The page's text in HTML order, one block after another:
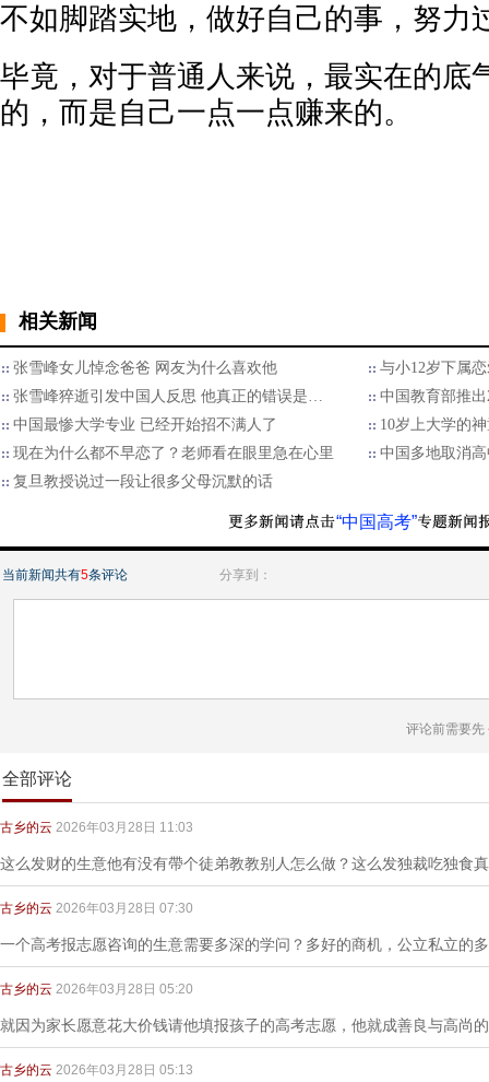
不如脚踏实地，做好自己的事，努力
毕竟，对于普通人来说，最实在的底
的，而是自己一点一点赚来的。
相关新闻
张雪峰女儿悼念爸爸 网友为什么喜欢他
与小12岁下属
张雪峰猝逝引发中国人反思 他真正的错误是…
中国教育部推
中国最惨大学专业 已经开始招不满人了
10岁上大学的
现在为什么都不早恋了？老师看在眼里急在心里
中国多地取消
复旦教授说过一段让很多父母沉默的话
“中国高考”
当前新闻共有5条评论 分享到：
评论前需要先
全部评论
古乡的云 2026年03月28日 11:03
这么发财的生意他有没有帶个徒弟教教别人怎么做？这么发独裁吃独食
古乡的云 2026年03月28日 07:30
一个高考报志愿咨询的生意需要多深的学问？多好的商机，公立私立的
古乡的云 2026年03月28日 05:20
就因为家长愿意花大价钱请他填报孩子的高考志愿，他就成善良与高尚
古乡的云 2026年03月28日 05:13